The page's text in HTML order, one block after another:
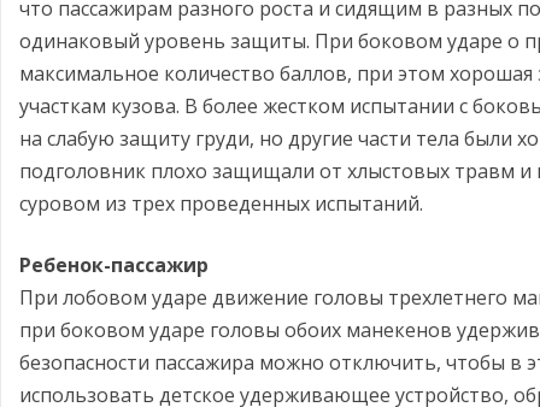
что пассажирам разного роста и сидящим в разных
одинаковый уровень защиты. При боковом ударе о
максимальное количество баллов, при этом
участкам кузова. В более жестком испытании с
на слабую защиту груди, но другие части тела
подголовник плохо защищали от хлыстовых травм и
суровом из трех проведенных испытаний.
Ребенок-пассажир
При лобовом ударе движение головы трехлетнего
при боковом ударе головы обоих манекенов
безопасности пассажира можно отключить, чтобы
использовать детское удерживающее устройство,